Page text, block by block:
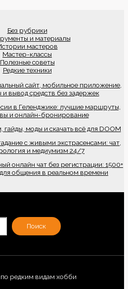
Без рубрики
и материалы
мастеров
Мастер-классы
Полезные советы
Редкие техники
сайт, мобильное приложение,
и вывод средств без задержек
в Геленджике: лучшие маршруты,
и онлайн-бронирование
моды и скачать всё для DOOM
с живыми экстрасенсами: чат,
и медиумизм 24/7
онлайн чат без регистрации: 1500+
общения в реальном времени
Поиск
редким видам хобби